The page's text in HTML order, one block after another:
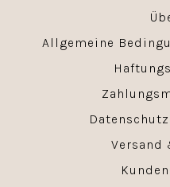
Allgemeine
Versand